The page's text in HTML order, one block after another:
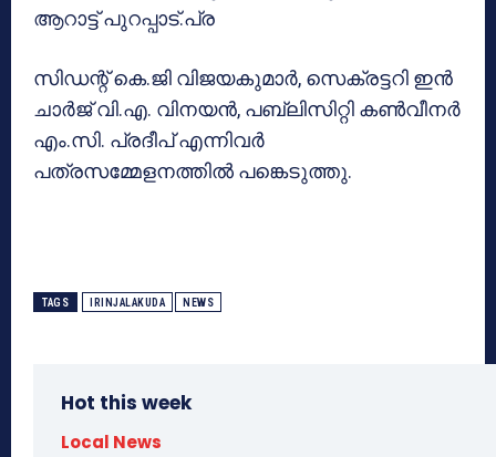
ആറാട്ട് പുറപ്പാട്.പ്ര
സിഡന്റ് കെ.ജി വിജയകുമാര്‍, സെക്രട്ടറി ഇന്‍
ചാര്‍ജ് വി.എ. വിനയന്‍, പബ്ലിസിറ്റി കണ്‍വീനര്‍
എം.സി. പ്രദീപ് എന്നിവര്‍
പത്രസമ്മേളനത്തില്‍ പങ്കെടുത്തു.
TAGS IRINJALAKUDA NEWS
Hot this week
Local News